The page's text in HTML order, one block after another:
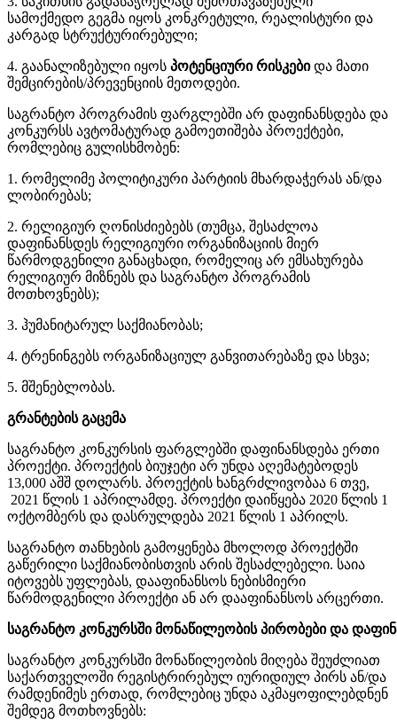
სამოქმედო გეგმა იყოს კონკრეტული, რეალისტური და
კარგად სტრუქტურირებული;
4. გაანალიზებული იყოს პოტენციური რისკებიდა მათი
შემცირების/პრევენციის მეთოდები.
საგრანტო პროგრამის ფარგლებში არ დაფინანსდება და
კონკურსს ავტომატურად გამოეთიშება პროექტები,
რომლებიც გულისხმობენ:
1. რომელიმე პოლიტიკური პარტიის მხარდაჭერას ან/და
ლობირებას;
2. რელიგიურ ღონისძიებებს (თუმცა, შესაძლოა
დაფინანსდეს რელიგიური ორგანიზაციის მიერ
წარმოდგენილი განაცხადი, რომელიც არ ემსახურება
რელიგიურ მიზნებს და საგრანტო პროგრამის
მოთხოვნებს);
3. ჰუმანიტარულ საქმიანობას;
4. ტრენინგებს ორგანიზაციულ განვითარებაზე და სხვა;
5. მშენებლობას.
გრანტების გაცემა
საგრანტო კონკურსის ფარგლებში დაფინანსდება ერთი
პროექტი. პროექტის ბიუჯეტი არ უნდა აღემატებოდეს
13,000 აშშ დოლარს. პროექტის ხანგრძლივობაა 6 თვე,
2021 წლის 1 აპრილამდე. პროექტი დაიწყება 2020 წლის 1
ოქტომბერს და დასრულდება 2021 წლის 1 აპრილს.
საგრანტო თანხების გამოყენება მხოლოდ პროექტში
გაწერილი საქმიანობისთვის არის შესაძლებელი. საია
იტოვებს უფლებას, დააფინანსოს ნებისმიერი
წარმოდგენილი პროექტი ან არ დააფინანსოს არცერთი.
საგრანტო კონკურსში მონაწილეობის პირობები და
საგრანტო კონკურსში მონაწილეობის მიღება შეუძლიათ
საქართველოში რეგისტრირებულ იურიდიულ პირს ან/და
რამდენიმეს ერთად, რომლებიც უნდა აკმაყოფილებდნენ
შემდეგ მოთხოვნებს: